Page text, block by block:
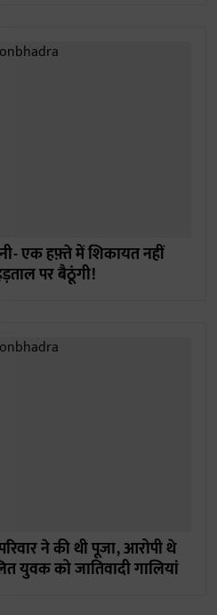
एक हफ़्ते में शिकायत नहीं
पर बैठूंगी!
ने की थी पूजा, आरोपी थे
युवक को जातिवादी गालियां